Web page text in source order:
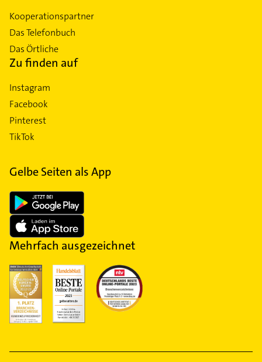
Kooperationspartner
Das Telefonbuch
Das Örtliche
Zu finden auf
Instagram
Facebook
Pinterest
TikTok
Gelbe Seiten als App
Mehrfach ausgezeichnet